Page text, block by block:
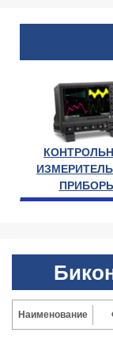
Наименование